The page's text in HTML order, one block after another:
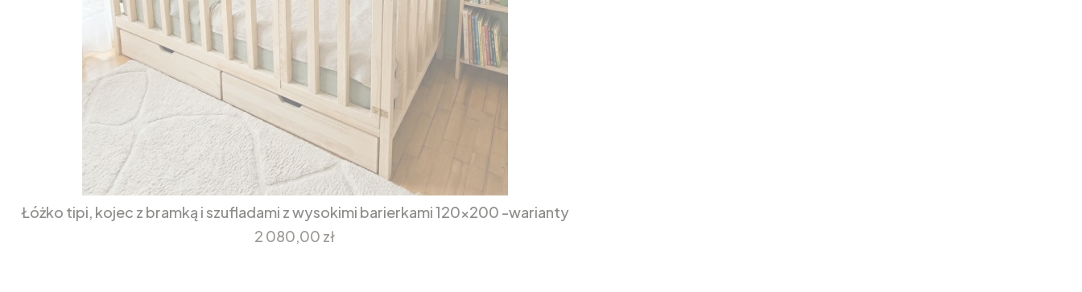
Łóżko tipi, kojec z bramką i szufladami z wysokimi barierkami 120x200 -warianty
Cena
2 080,00 zł